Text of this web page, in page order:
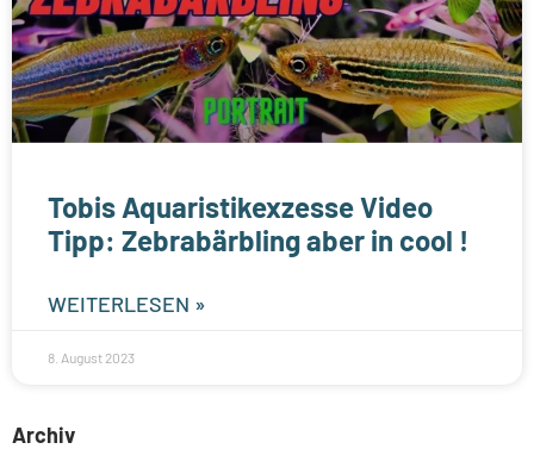
Tobis Aquaristikexzesse Video
Tipp: Zebrabärbling aber in cool !
WEITERLESEN »
8. August 2023
Archiv